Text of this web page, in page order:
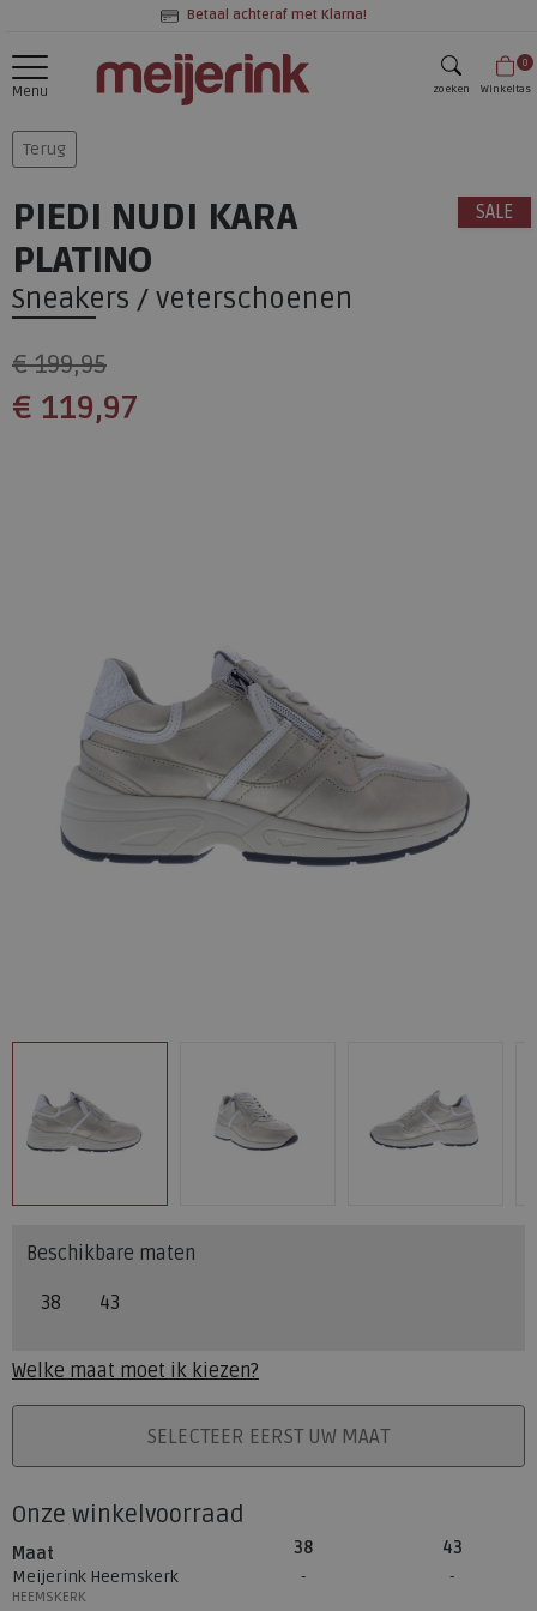
Betaal achteraf met Klarna!
Menu zoeken
0
Winkeltas
Terug
SALE
PIEDI NUDI KARA
PLATINO
Sneakers / veterschoenen
€ 199,95
€ 119,97
Beschikbare maten
38 43
Welke maat moet ik kiezen?
PLAATS IN WINKELMANDSELECTEER EERST UW MAAT
Onze winkelvoorraad
Maat 38
43
Meijerink Heemskerk
HEEMSKERK